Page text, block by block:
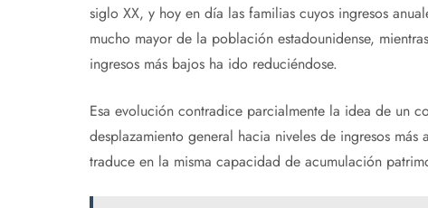
siglo XX, y hoy en día las familias cuyos ingresos
mucho mayor de la población estadounidense,
ingresos más bajos ha ido reduciéndose.
Esa evolución contradice parcialmente la idea de un
desplazamiento general hacia niveles de ingresos
traduce en la misma capacidad de acumulación